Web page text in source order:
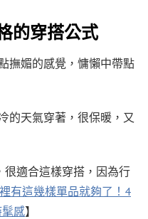
的穿搭公式
撫媚的感覺，慵懶中帶點
的天氣穿著，很保暖，又
很適合這樣穿搭，因為行
有這幾樣單品就夠了！4
感】